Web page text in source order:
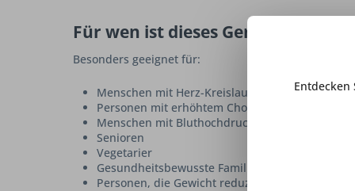
Für wen ist dieses Gericht geeignet?
Besonders geeignet für:
Menschen mit Herz-Kreislauf-Erkrankungen
Personen mit erhöhtem Cholesterinspiegel
Menschen mit Bluthochdruck
Senioren
Vegetarier
Gesundheitsbewusste Familien
Personen, die Gewicht reduzieren möchten
Entdecken